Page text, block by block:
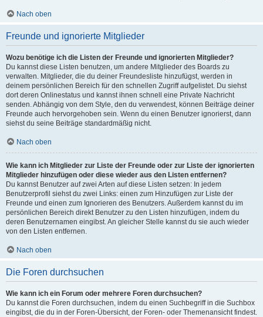
Nach oben
Freunde und ignorierte Mitglieder
Wozu benötige ich die Listen der Freunde und ignorierten Mitglieder?
Du kannst diese Listen benutzen, um andere Mitglieder des Boards zu
verwalten. Mitglieder, die du deiner Freundesliste hinzufügst, werden in
deinem persönlichen Bereich für den schnellen Zugriff aufgelistet. Du siehst
dort deren Onlinestatus und kannst ihnen schnell eine Private Nachricht
senden. Abhängig von dem Style, den du verwendest, können Beiträge deiner
Freunde auch hervorgehoben sein. Wenn du einen Benutzer ignorierst, dann
siehst du seine Beiträge standardmäßig nicht.
Nach oben
Wie kann ich Mitglieder zur Liste der Freunde oder zur Liste der ignorierten
Mitglieder hinzufügen oder diese wieder aus den Listen entfernen?
Du kannst Benutzer auf zwei Arten auf diese Listen setzen: In jedem
Benutzerprofil siehst du zwei Links: einen zum Hinzufügen zur Liste der
Freunde und einen zum Ignorieren des Benutzers. Außerdem kannst du im
persönlichen Bereich direkt Benutzer zu den Listen hinzufügen, indem du
deren Benutzernamen eingibst. An gleicher Stelle kannst du sie auch wieder
von den Listen entfernen.
Nach oben
Die Foren durchsuchen
Wie kann ich ein Forum oder mehrere Foren durchsuchen?
Du kannst die Foren durchsuchen, indem du einen Suchbegriff in die Suchbox
eingibst, die du in der Foren-Übersicht, der Foren- oder Themenansicht findest.